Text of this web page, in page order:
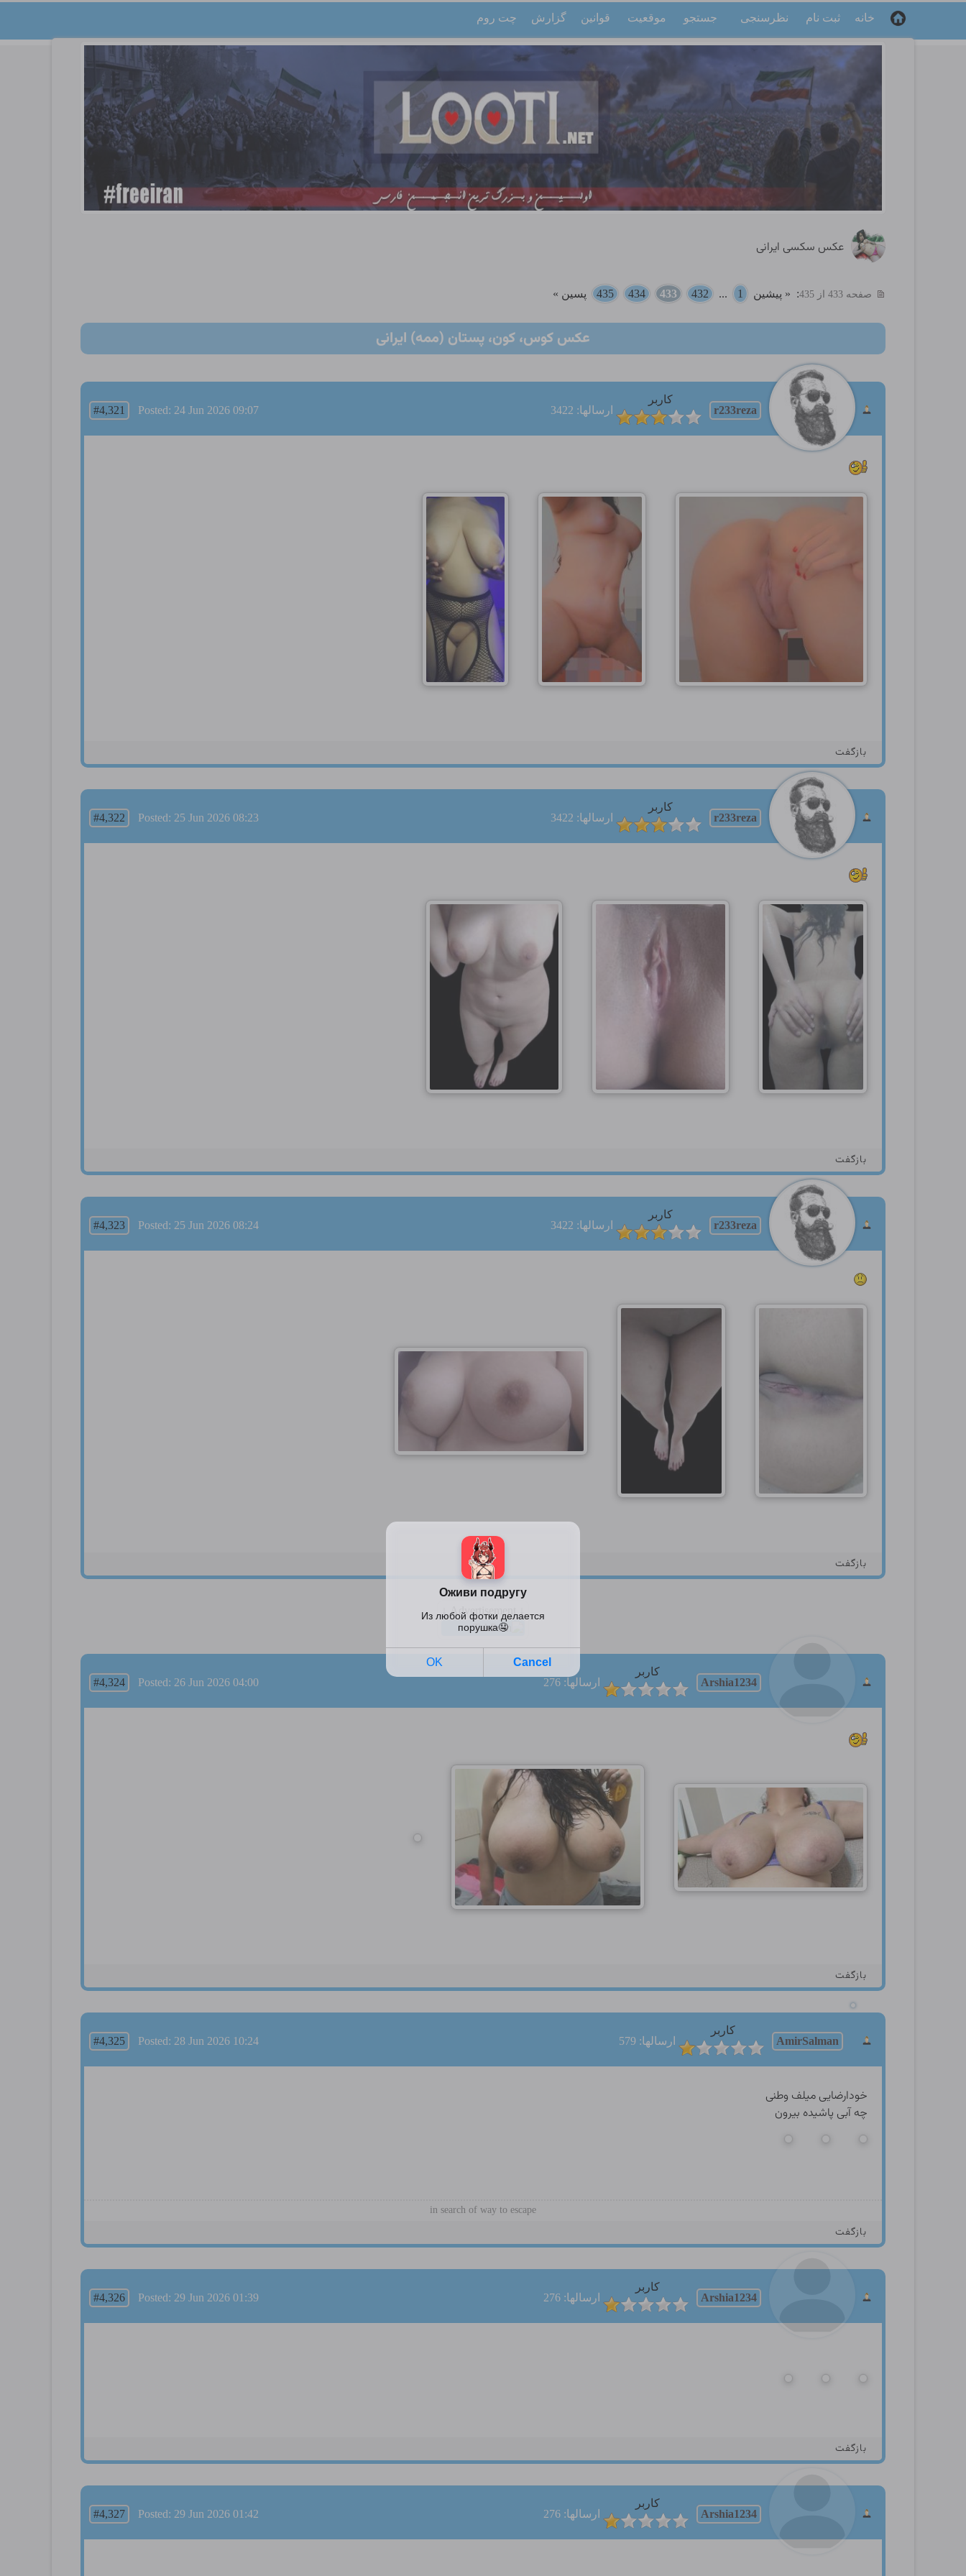
خانه ثبت نام نظرسنجی جستجو موقعیت قوانین گزارش چت روم
عکس سکسی ایرانی
صفحه 433 از 435 : « پیشین 1
...
432
433
434
435 پسین »
عکس کوس، کون، پستان (ممه) ایرانی
r233reza
کاربر
ارسالها: 3422
#4,321 Posted: 24 Jun 2026 09:07
بازگفت
r233reza
کاربر
ارسالها: 3422
#4,322 Posted: 25 Jun 2026 08:23
بازگفت
r233reza
کاربر
ارسالها: 3422
#4,323 Posted: 25 Jun 2026 08:24
بازگفت
Arshia1234
کاربر
ارسالها: 276
#4,324 Posted: 26 Jun 2026 04:00
بازگفت
AmirSalman
کاربر
ارسالها: 579
#4,325 Posted: 28 Jun 2026 10:24
خودارضایی میلف وطنی
چه آبی پاشیده بیرون
in search of way to escape
بازگفت
Arshia1234
کاربر
ارسالها: 276
#4,326 Posted: 29 Jun 2026 01:39
بازگفت
Arshia1234
کاربر
ارسالها: 276
#4,327 Posted: 29 Jun 2026 01:42